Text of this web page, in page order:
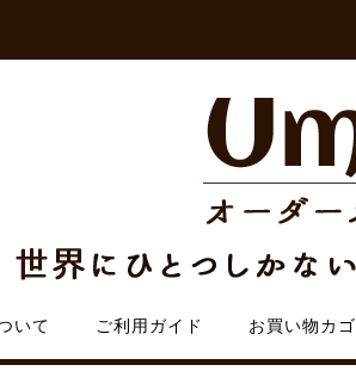
いて ご利用ガイド お買い物カゴ